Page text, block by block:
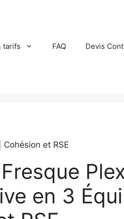
tarifs FAQ Devis
et RSE
en 3